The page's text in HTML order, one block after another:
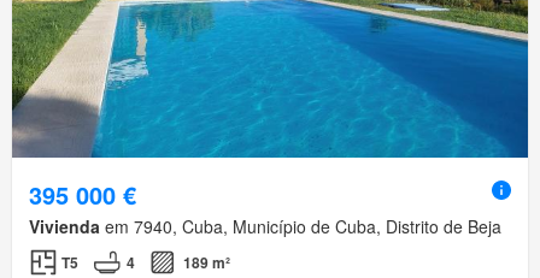
395 000 €
Vivienda em 7940, Cuba, Município de Cuba, Distrito de Beja
T5 4 189 m²